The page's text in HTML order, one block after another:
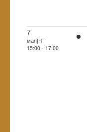
7
мая|Чт
15:00 - 17:00